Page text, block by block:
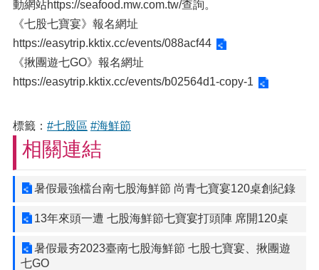
動網站https://seafood.mw.com.tw/查詢。
《七股七寶宴》報名網址
https://easytrip.kktix.cc/events/088acf44
《揪團遊七GO》報名網址
https://easytrip.kktix.cc/events/b02564d1-copy-1
標籤： #七股區 #海鮮節
相關連結
暑假最強檔台南七股海鮮節 尚青七寶宴120桌創紀錄
13年來頭一遭 七股海鮮節七寶宴打頭陣 席開120桌
暑假最夯2023臺南七股海鮮節 七股七寶宴、揪團遊
七GO